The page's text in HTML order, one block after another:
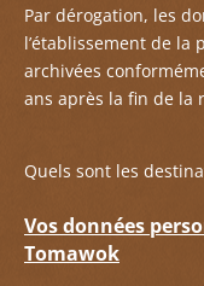
Par dérogation, les
l’établissement de la
archivées
ans après la fin de la
Quels sont les
Vos données
Tomawok